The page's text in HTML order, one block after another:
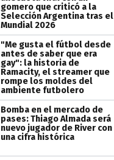
gomero que criticó a la
Selección Argentina tras el
Mundial 2026
"Me gusta el fútbol desde
antes de saber que era
gay": la historia de
Ramacity, el streamer que
rompe los moldes del
ambiente futbolero
Bomba en el mercado de
pases: Thiago Almada será
nuevo jugador de River con
una cifra histórica